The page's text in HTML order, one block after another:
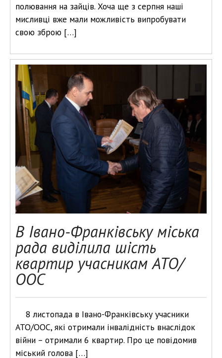
полювання на зайців. Хоча ще з серпня наші
мисливці вже мали можливість випробувати
свою зброю […]
В Івано-Франківську міська
рада виділила шість
квартир учасникам АТО/
ООС
8 листопада в Івано-Франківську учасники
АТО/ООС, які отримали інвалідність внаслідок
війни – отримали 6 квартир. Про це повідомив
міський голова […]